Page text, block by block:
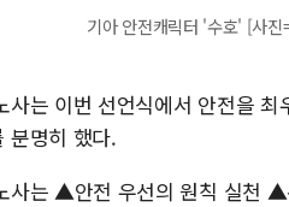
기아 안전캐릭터 '수호' [사진
사는 이번 선언식에서 안전을
분명히 했다.
사는 ▲안전 우선의 원칙 실천